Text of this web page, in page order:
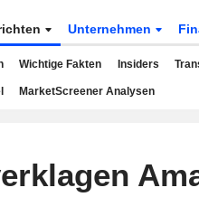
Unternehmen
Wichtige Fakten Insiders
MarketScreener Analysen